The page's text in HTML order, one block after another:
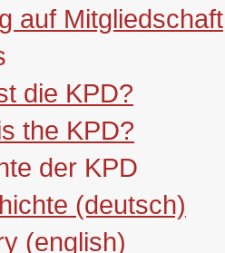
auf Mitgliedschaft
die KPD?
the KPD?
der KPD
(deutsch)
(english)